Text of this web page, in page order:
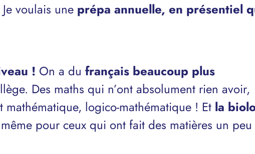
voulais une prépa annuelle, en présentiel
! On a du français beaucoup plus
Des maths qui n’ont absolument rien avoir,
logico-mathématique ! Et la
pour ceux qui ont fait des matières un peu